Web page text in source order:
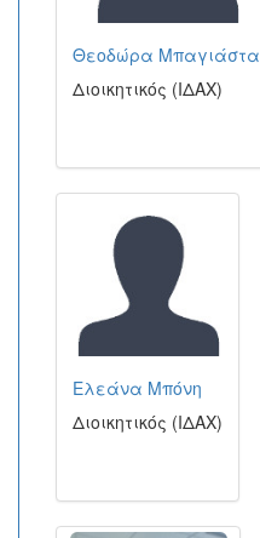
Θεοδώρα Μπαγιάστα
Διοικητικός (ΙΔΑΧ)
Ελεάνα Μπόνη
Διοικητικός (ΙΔΑΧ)